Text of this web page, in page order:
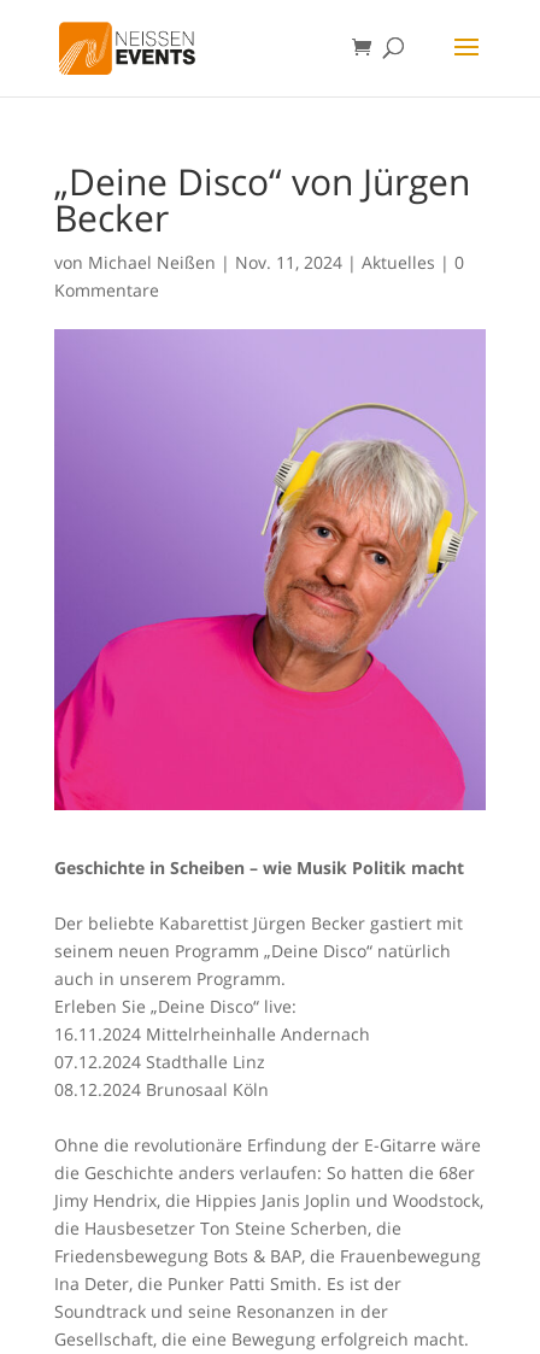
„Deine Disco“ von Jürgen
Becker
von Michael Neißen | Nov. 11, 2024| Aktuelles | 0
Kommentare
Geschichte in Scheiben – wie Musik Politik macht
Der beliebte Kabarettist Jürgen Becker gastiert mit
seinem neuen Programm „Deine Disco“ natürlich
auch in unserem Programm.
Erleben Sie „Deine Disco“ live:
16.11.2024 Mittelrheinhalle Andernach
07.12.2024 Stadthalle Linz
08.12.2024 Brunosaal Köln
Ohne die revolutionäre Erfindung der E-Gitarre wäre
die Geschichte anders verlaufen: So hatten die 68er
Jimy Hendrix, die Hippies Janis Joplin und Woodstock,
die Hausbesetzer Ton Steine Scherben, die
Friedensbewegung Bots & BAP, die Frauenbewegung
Ina Deter, die Punker Patti Smith. Es ist der
Soundtrack und seine Resonanzen in der
Gesellschaft, die eine Bewegung erfolgreich macht.